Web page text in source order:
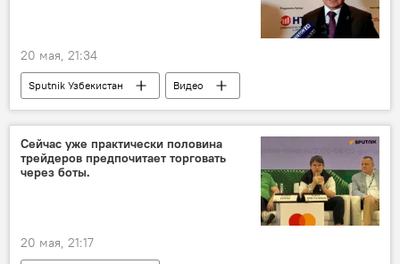
20 мая, 21:34
Sputnik Узбекистан Видео
Сейчас уже практически половина
трейдеров предпочитает торговать
через боты.
20 мая, 21:17